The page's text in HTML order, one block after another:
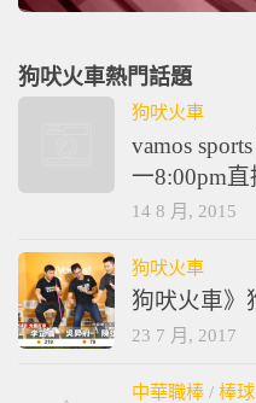
狗吠火車熱門話題
狗吠火車
vamos
一8:00pm直
14 8 月, 2015
狗吠火車
狗吠火車》
23 7 月, 2017
中華職棒 / 棒球